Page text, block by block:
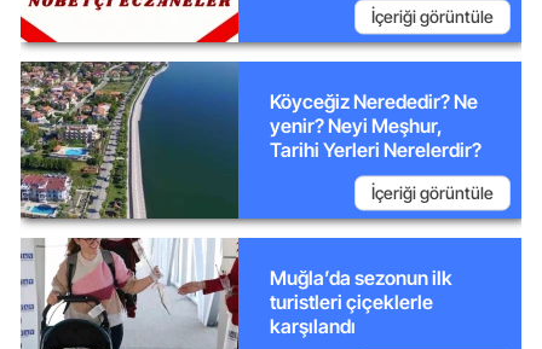
İçeriği görüntüle
Köyceğiz Nerededir? Ne
yenir? Neyi Meşhur,
Tarihi Yerleri Nerelerdir?
İçeriği görüntüle
Muğla’da sezonun ilk
turistleri çiçeklerle
karşılandı